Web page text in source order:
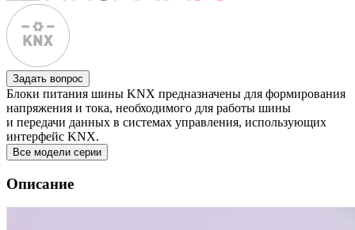
Задать вопрос
Блоки питания шины KNX предназначены для формирования
напряжения и тока, необходимого для работы шины
и передачи данных в системах управления, использующих
интерфейс KNX.
Все модели серии
Описание